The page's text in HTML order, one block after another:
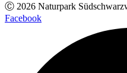
Ⓒ 2026 Naturpark
Facebook